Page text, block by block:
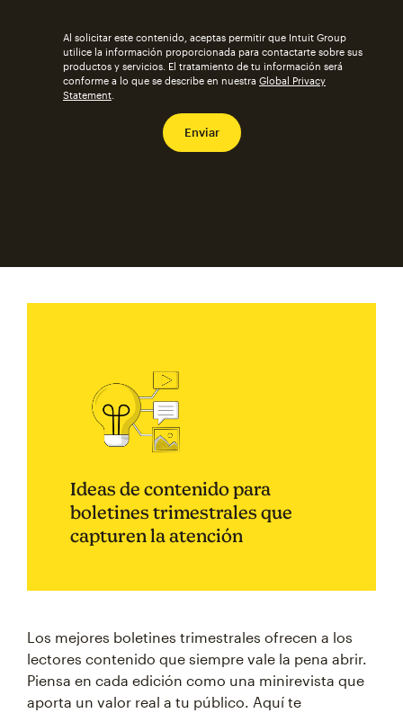
Al solicitar este contenido, aceptas permitir que Intuit Group
utilice la información proporcionada para contactarte sobre sus
productos y servicios. El tratamiento de tu información será
conforme a lo que se describe en nuestra Global Privacy
Statement
Ideas de contenido para
boletines trimestrales que
capturen la atención
Los mejores boletines trimestrales ofrecen a los
lectores contenido que siempre vale la pena abrir.
Piensa en cada edición como una minirevista que
aporta un valor real a tu público. Aquí te